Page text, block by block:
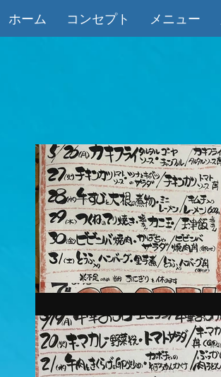
ホーム コンセプト メニュー